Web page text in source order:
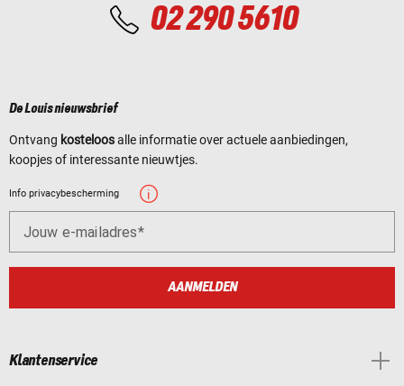
02 290 5610
De Louis nieuwsbrief
Ontvang kosteloosalle informatie over actuele aanbiedingen,
koopjes of interessante nieuwtjes.
Info privacybescherming
Jouw e-mailadres
AANMELDEN
Klantenservice